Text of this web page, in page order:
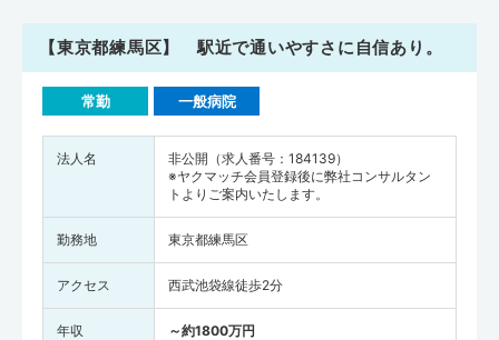
【東京都練馬区】 駅近で通いやすさに自信あり。
常勤 一般病院
法人名
非公開（求人番号：184139）
※ヤクマッチ会員登録後に弊社コンサルタン
トよりご案内いたします。
勤務地 東京都練馬区
アクセス 西武池袋線徒歩2分
年収 ～約1800万円